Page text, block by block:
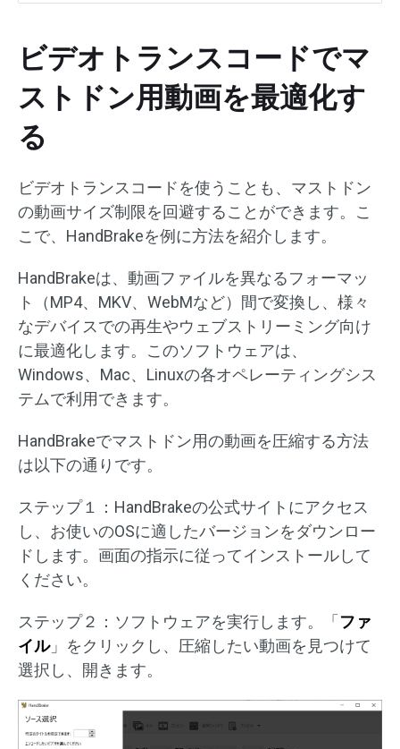
ビデオトランスコードでマ
ストドン用動画を最適化す
る
ビデオトランスコードを使うことも、マストドン
の動画サイズ制限を回避することができます。こ
こで、HandBrakeを例に方法を紹介します。
HandBrakeは、動画ファイルを異なるフォーマッ
ト（MP4、MKV、WebMなど）間で変換し、様々
なデバイスでの再生やウェブストリーミング向け
に最適化します。このソフトウェアは、
Windows、Mac、Linuxの各オペレーティングシス
テムで利用できます。
HandBrakeでマストドン用の動画を圧縮する方法
は以下の通りです。
ステップ１：HandBrakeの公式サイトにアクセス
し、お使いのOSに適したバージョンをダウンロー
ドします。画面の指示に従ってインストールして
ください。
ステップ２：ソフトウェアを実行します。「 ファ
イル」をクリックし、圧縮したい動画を見つけて
選択し、開きます。